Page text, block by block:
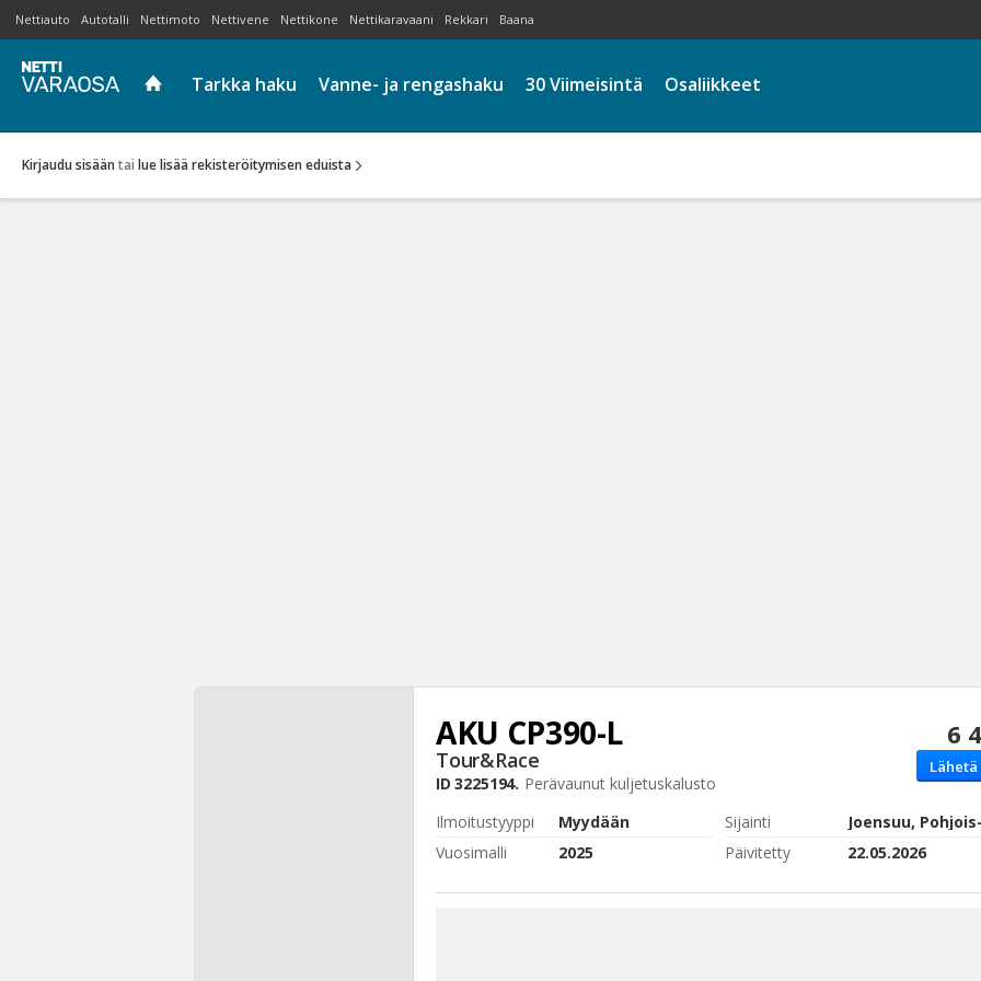
Nettiauto Autotalli Nettimoto Nettivene Nettikone Nettikaravaani Rekkari Baana
Tarkka haku Vanne- ja rengashaku 30 Viimeisintä Osaliikkeet
Kirjaudu sisään tai lue lisää rekisteröitymisen eduista
6
AKU CP390-L
Tour&Race
ID3225194. Perävaunutkuljetuskalusto
Ilmoitustyyppi
Myydään Sijainti
Vuosimalli
2025 Päivitetty 22.05.2026